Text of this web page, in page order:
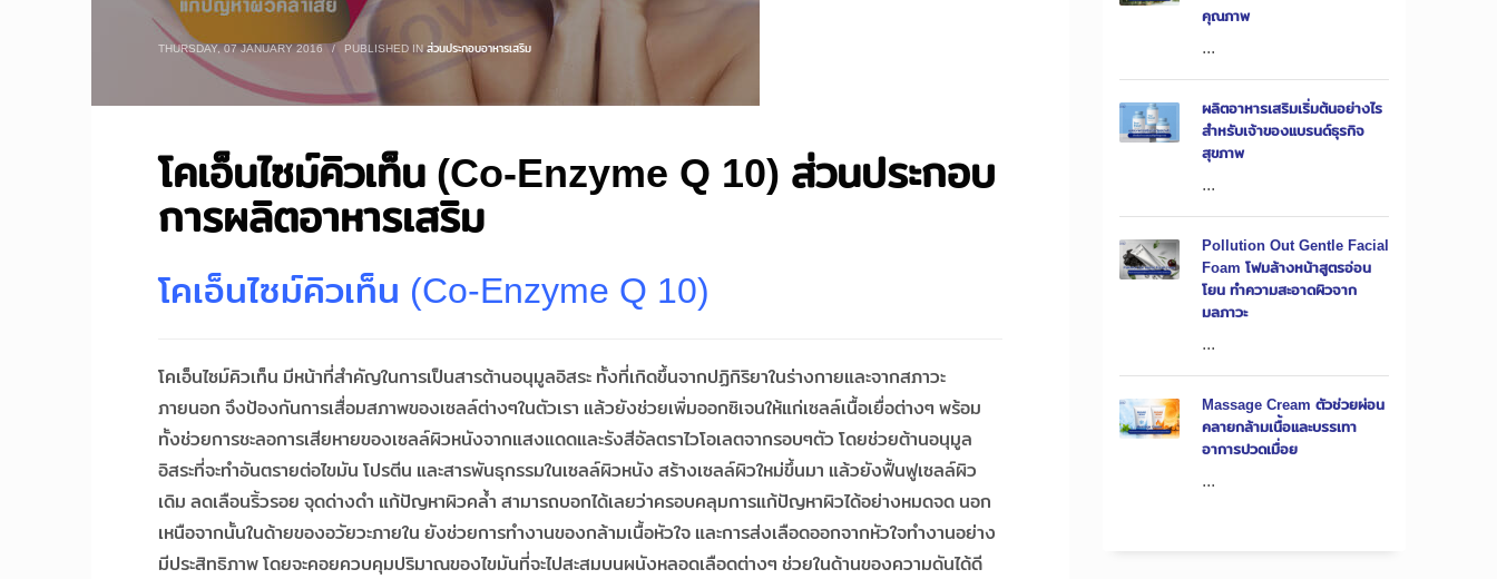
THURSDAY, 07 JANUARY 2016 / PUBLISHED INส่วนประกอบอาหารเสริม
โคเอ็นไซม์คิวเท็น (Co-Enzyme Q 10) ส่วนประกอบ
การผลิตอาหารเสริม
โคเอ็นไซม์คิวเท็น (Co-Enzyme Q 10)
โคเอ็นไซม์คิวเท็น มีหน้าที่สำคัญในการเป็นสารต้านอนุมูลอิสระ ทั้งที่เกิดขึ้นจากปฏิกิริยาในร่างกายและจากสภาวะ
ภายนอก จึงป้องกันการเสื่อมสภาพของเซลล์ต่างๆในตัวเรา แล้วยังช่วยเพิ่มออกซิเจนให้แก่เซลล์เนื้อเยื่อต่างๆ พร้อม
ทั้งช่วยการชะลอการเสียหายของเซลล์ผิวหนังจากแสงแดดและรังสีอัลตราไวโอเลตจากรอบๆตัว โดยช่วยต้านอนุมูล
อิสระที่จะทำอันตรายต่อไขมัน โปรตีน และสารพันธุกรรมในเซลล์ผิวหนัง สร้างเซลล์ผิวใหม่ขึ้นมา แล้วยังฟื้นฟูเซลล์ผิว
เดิม ลดเลือนริ้วรอย จุดด่างดำ แก้ปัญหาผิวคล้ำ สามารถบอกได้เลยว่าครอบคลุมการแก้ปัญหาผิวได้อย่างหมดจด นอก
เหนือจากนั้นในด้ายของอวัยวะภายใน ยังช่วยการทำงานของกล้ามเนื้อหัวใจ และการส่งเลือดออกจากหัวใจทำงานอย่าง
มีประสิทธิภาพ โดยจะคอยควบคุมปริมาณของไขมันที่จะไปสะสมบนผนังหลอดเลือดต่างๆ ช่วยในด้านของความดันได้ดี
คุณภาพ
...
ผลิตอาหารเสริมเริ่มต้นอย่างไร
สำหรับเจ้าของแบรนด์ธุรกิจ
สุขภาพ
...
Pollution Out Gentle Facial
Foam โฟมล้างหน้าสูตรอ่อน
โยน ทำความสะอาดผิวจาก
มลภาวะ
...
Massage Cream ตัวช่วยผ่อน
คลายกล้ามเนื้อและบรรเทา
อาการปวดเมื่อย
...